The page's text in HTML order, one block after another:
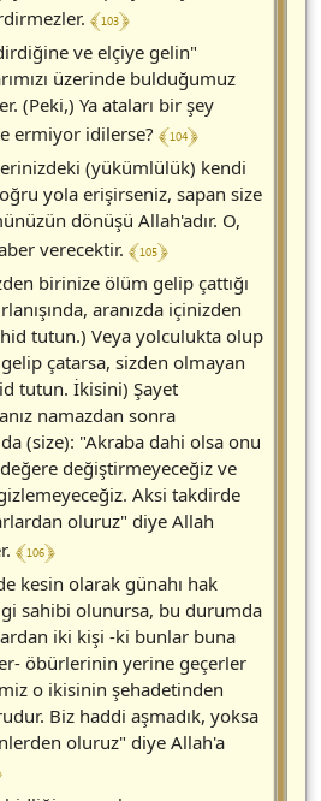
﴾ 103 ﴿
ve elçiye gelin"
üzerinde bulduğumuz
(Peki,) Ya ataları bir şey
ermiyor idilerse? ﴾ 104 ﴿
(yükümlülük) kendi
yola erişirseniz, sapan size
dönüşü Allah'adır. O,
verecektir. ﴾ 105 ﴿
birinize ölüm gelip çattığı
aranızda içinizden
tutun.) Veya yolculukta olup
çatarsa, sizden olmayan
tutun. İkisini) Şayet
namazdan sonra
da (size): "Akraba dahi olsa onu
değiştirmeyeceğiz ve
Aksi takdirde
oluruz" diye Allah
﴾ 106 ﴿
kesin olarak günahı hak
sahibi olunursa, bu durumda
iki kişi -ki bunlar buna
öbürlerinin yerine geçerler
o ikisinin şehadetinden
Biz haddi aşmadık, yoksa
oluruz" diye Allah'a